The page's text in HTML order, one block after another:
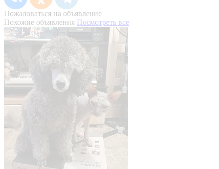
Пожаловаться на объявление
Похожие объявления Посмотреть все